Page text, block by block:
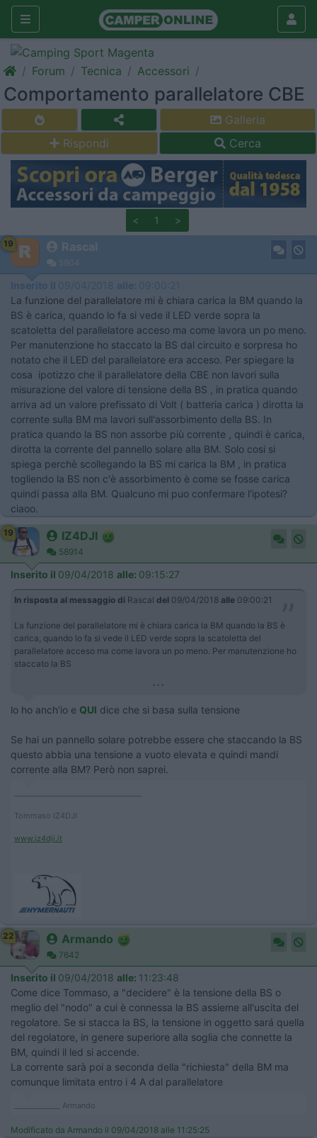
Forum Tecnica Accessori
Comportamento parallelatore CBE
Galleria
Rispondi
Cerca
< 1 >
19 Rascal
5804
Inserito il 09/04/2018 alle: 09:00:21
La funzione del parallelatore mi è chiara carica la BM quando la
BS è carica, quando lo fa si vede il LED verde sopra la
scatoletta del parallelatore acceso ma come lavora un po meno.
Per manutenzione ho staccato la BS dal circuito e sorpresa ho
notato che il LED del parallelatore era acceso. Per spiegare la
cosa ipotizzo che il parallelatore della CBE non lavori sulla
misurazione del valore di tensione della BS , in pratica quando
arriva ad un valore prefissato di Volt ( batteria carica ) dirotta la
corrente sulla BM ma lavori sull'assorbimento della BS. In
pratica quando la BS non assorbe più corrente , quindi è carica,
dirotta la corrente del pannello solare alla BM. Solo cosi si
spiega perchè scollegando la BS mi carica la BM , in pratica
togliendo la BS non c'è assorbimento è come se fosse carica
quindi passa alla BM. Qualcuno mi puo confermare l'ipotesi?
ciaoo.
19 IZ4DJI
58914
Inserito il 09/04/2018 alle: 09:15:27
In risposta al messaggio di Rascal del 09/04/2018 alle 09:00:21
La funzione del parallelatore mi è chiara carica la BM quando la BS è
carica, quando lo fa si vede il LED verde sopra la scatoletta del
parallelatore acceso ma come lavora un po meno. Per manutenzione ho
staccato la BS
...
lo ho anch'io e QUI dice che si basa sulla tensione
Se hai un pannello solare potrebbe essere che staccando la BS
questo abbia una tensione a vuoto elevata e quindi mandi
corrente alla BM? Però non saprei.
Tommaso IZ4DJI
www.iz4dji.it
22 Armando
7642
Inserito il 09/04/2018 alle: 11:23:48
Come dice Tommaso, a "decidere" è la tensione della BS o
meglio del "nodo" a cui è connessa la BS assieme all'uscita del
regolatore. Se si stacca la BS, la tensione in oggetto sará quella
del regolatore, in genere superiore alla soglia che connette la
BM, quindi il led si accende.
La corrente sarà poi a seconda della "richiesta" della BM ma
comunque limitata entro i 4 A dal parallelatore
_____________ Armando
Modificato da Armando il 09/04/2018 alle 11:25:25